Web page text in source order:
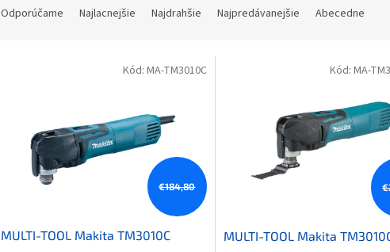
Odporúčame Najlacnejšie Najdrahšie Najpredávanejšie Abecedne
€184,80
MULTI-TOOL Makita TM3010C
Kód: MA-TM3010C
MULTI-TOOL Makita
Kód: MA-